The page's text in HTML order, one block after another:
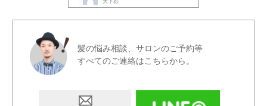
髪の悩み相談、サロンのご予約等
すべてのご連絡はこちらから。